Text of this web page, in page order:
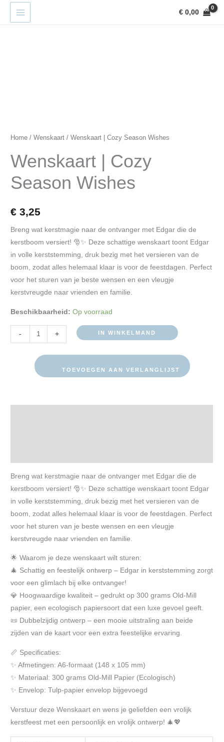
€0,00
Home /Wenskaart / Wenskaart | Cozy Season Wishes
Wenskaart | Cozy
Season Wishes
€ 3,25
Breng wat kerstmagie naar de ontvanger met Edgar die de
kerstboom versiert! 🎅✨ Deze schattige wenskaart toont Edgar
in volle kerststemming, druk bezig met het versieren van de
boom, zodat alles helemaal klaar is voor de feestdagen. Perfect
voor het sturen van je beste wensen en een vleugje
kerstvreugde naar vrienden en familie.
Beschikbaarheid: Op voorraad
- + IN WINKELMAND
TOEVOEGEN AAN VERLANGLIJST
Breng wat kerstmagie naar de ontvanger met Edgar die de
kerstboom versiert! 🎅✨ Deze schattige wenskaart toont Edgar
in volle kerststemming, druk bezig met het versieren van de
boom, zodat alles helemaal klaar is voor de feestdagen. Perfect
voor het sturen van je beste wensen en een vleugje
kerstvreugde naar vrienden en familie.
🌟 Waarom je deze wenskaart wilt sturen:
🎄 Schattig en feestelijk ontwerp – Edgar in kerststemming zorgt
voor een glimlach bij elke ontvanger!
💎 Hoogwaardige kwaliteit – gedrukt op 300 grams Old-Mill
papier, een ecologisch papiersoort dat een luxe gevoel geeft.
📜 Dubbelzijdig ontwerp – een mooie uitstraling aan beide
zijden van de kaart voor een extra feestelijke ervaring.
📏 Specificaties:
✨ Afmetingen: A6-formaat (148 x 105 mm)
✨ Materiaal: 300 grams Old-Mill Papier (Ecologisch)
✨ Envelop: Tulp-papier envelop bijgevoegd
Verstuur deze Wenskaart en wens je geliefden een vrolijk
kerstfeest met een persoonlijk en vrolijk ontwerp! 🎄💖